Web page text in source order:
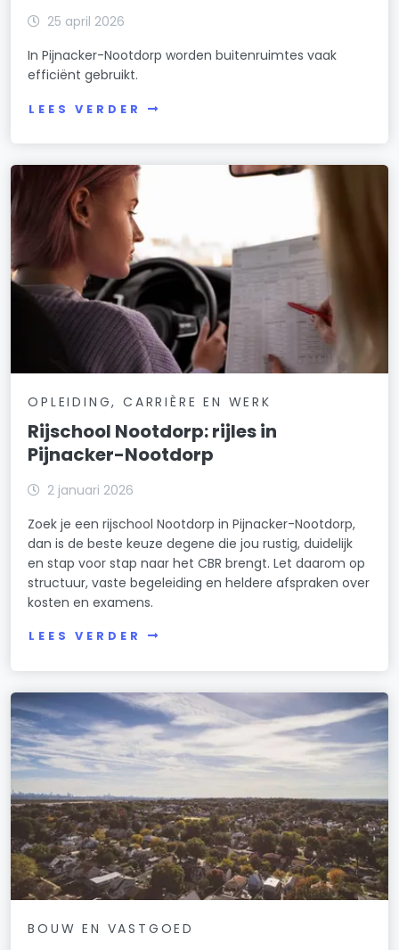
25 april 2026
In Pijnacker-Nootdorp worden buitenruimtes vaak
efficiënt gebruikt.
LEES VERDER
OPLEIDING, CARRIÈRE EN WERK
Rijschool Nootdorp: rijles in
Pijnacker-Nootdorp
2 januari 2026
Zoek je een rijschool Nootdorp in Pijnacker-Nootdorp,
dan is de beste keuze degene die jou rustig, duidelijk
en stap voor stap naar het CBR brengt. Let daarom op
structuur, vaste begeleiding en heldere afspraken over
kosten en examens.
LEES VERDER
BOUW EN VASTGOED